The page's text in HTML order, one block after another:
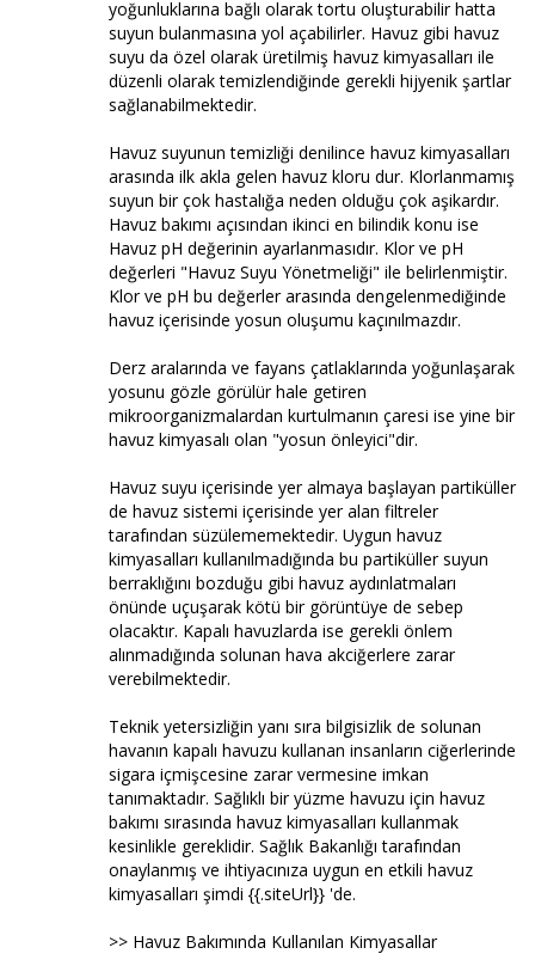
yoğunluklarına bağlı olarak tortu oluşturabilir hatta
suyun bulanmasına yol açabilirler. Havuz gibi havuz
suyu da özel olarak üretilmiş havuz kimyasalları ile
düzenli olarak temizlendiğinde gerekli hijyenik şartlar
sağlanabilmektedir.
Havuz suyunun temizliği denilince havuz kimyasalları
arasında ilk akla gelen havuz kloru dur. Klorlanmamış
suyun bir çok hastalığa neden olduğu çok aşikardır.
Havuz bakımı açısından ikinci en bilindik konu ise
Havuz pH değerinin ayarlanmasıdır. Klor ve pH
değerleri "Havuz Suyu Yönetmeliği" ile belirlenmiştir.
Klor ve pH bu değerler arasında dengelenmediğinde
havuz içerisinde yosun oluşumu kaçınılmazdır.
Derz aralarında ve fayans çatlaklarında yoğunlaşarak
yosunu gözle görülür hale getiren
mikroorganizmalardan kurtulmanın çaresi ise yine bir
havuz kimyasalı olan "yosun önleyici"dir.
Havuz suyu içerisinde yer almaya başlayan partiküller
de havuz sistemi içerisinde yer alan filtreler
tarafından süzülememektedir. Uygun havuz
kimyasalları kullanılmadığında bu partiküller suyun
berraklığını bozduğu gibi havuz aydınlatmaları
önünde uçuşarak kötü bir görüntüye de sebep
olacaktır. Kapalı havuzlarda ise gerekli önlem
alınmadığında solunan hava akciğerlere zarar
verebilmektedir.
Teknik yetersizliğin yanı sıra bilgisizlik de solunan
havanın kapalı havuzu kullanan insanların ciğerlerinde
sigara içmişcesine zarar vermesine imkan
tanımaktadır. Sağlıklı bir yüzme havuzu için havuz
bakımı sırasında havuz kimyasalları kullanmak
kesinlikle gereklidir. Sağlık Bakanlığı tarafından
onaylanmış ve ihtiyacınıza uygun en etkili havuz
kimyasalları şimdi {{.siteUrl}} 'de.
>> Havuz Bakımında Kullanılan Kimyasallar